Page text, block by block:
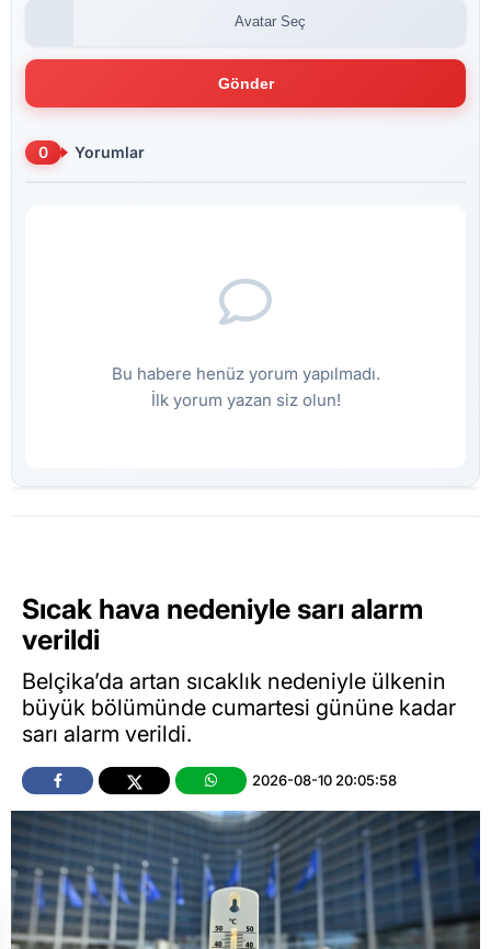
Avatar Seç
Gönder
0 Yorumlar
Bu habere henüz yorum yapılmadı.
İlk yorum yazan siz olun!
Sıcak hava nedeniyle sarı alarm
verildi
Belçika’da artan sıcaklık nedeniyle ülkenin
büyük bölümünde cumartesi gününe kadar
sarı alarm verildi.
2026-08-10 20:05:58